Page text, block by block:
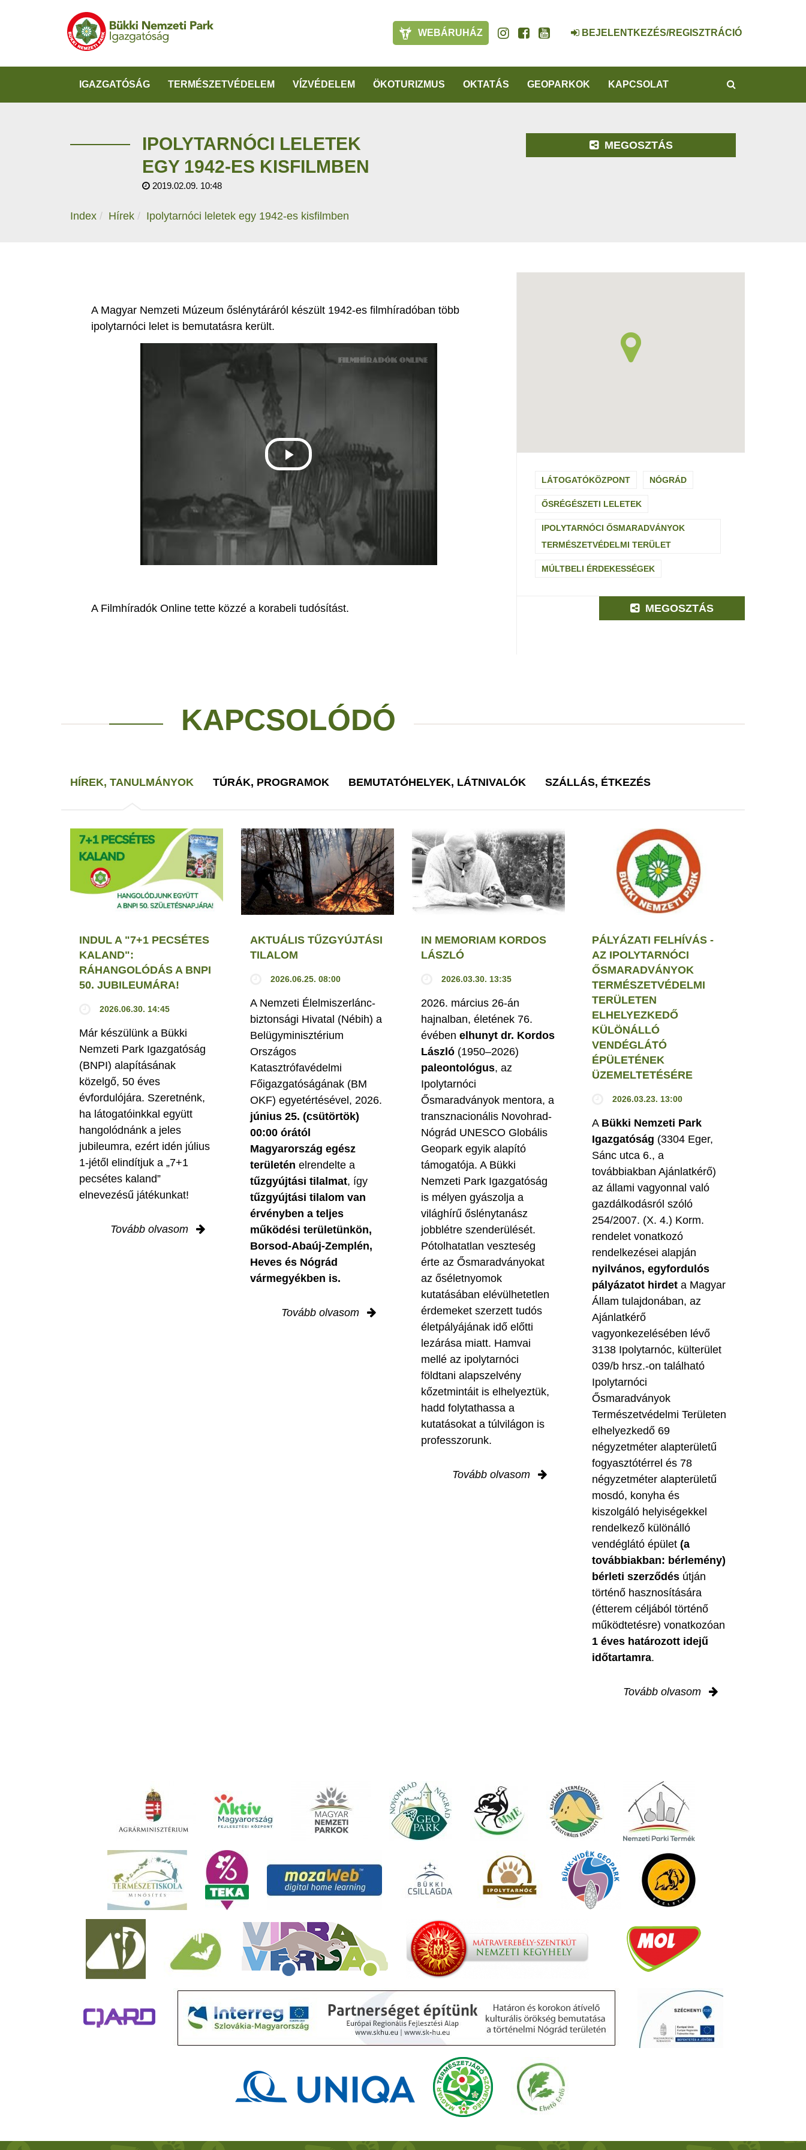
WEBÁRUHÁZ BEJELENTKEZÉS/REGISZTRÁCIÓ
IGAZGATÓSÁG TERMÉSZETVÉDELEM VÍZVÉDELEM ÖKOTURIZMUS OKTATÁS GEOPARKOK KAPCSOLAT
IPOLYTARNÓCI LELETEK
EGY 1942-ES KISFILMBEN
2019.02.09. 10:48
Index Hírek Ipolytarnóci leletek egy 1942-es kisfilmben
MEGOSZTÁS
A Magyar Nemzeti Múzeum őslénytáráról készült 1942-es filmhíradóban több
ipolytarnóci lelet is bemutatásra került.
A Filmhíradók Online tette közzé a korabeli tudósítást.
LÁTOGATÓKÖZPONT NÓGRÁD
ŐSRÉGÉSZETI LELETEK
IPOLYTARNÓCI ŐSMARADVÁNYOK
TERMÉSZETVÉDELMI TERÜLET
MÚLTBELI ÉRDEKESSÉGEK
MEGOSZTÁS
KAPCSOLÓDÓ
HÍREK, TANULMÁNYOK TÚRÁK, PROGRAMOK BEMUTATÓHELYEK, LÁTNIVALÓK SZÁLLÁS, ÉTKEZÉS
INDUL A "7+1 PECSÉTES
KALAND":
RÁHANGOLÓDÁS A BNPI
50. JUBILEUMÁRA!
2026.06.30. 14:45
Már készülünk a Bükki
Nemzeti Park Igazgatóság
(BNPI) alapításának
közelgő, 50 éves
évfordulójára. Szeretnénk,
ha látogatóinkkal együtt
hangolódnánk a jeles
jubileumra, ezért idén július
1-jétől elindítjuk a „7+1
pecsétes kaland”
elnevezésű játékunkat!
Tovább olvasom
AKTUÁLIS TŰZGYÚJTÁSI
TILALOM
2026.06.25. 08:00
A Nemzeti Élelmiszerlánc-
biztonsági Hivatal (Nébih) a
Belügyminisztérium
Országos
Katasztrófavédelmi
Főigazgatóságának (BM
OKF) egyetértésével, 2026.
június 25. (csütörtök)
00:00 órától
Magyarország egész
területén elrendelte a
tűzgyújtási tilalmat, így
tűzgyújtási tilalom van
érvényben a teljes
működési területünkön,
Borsod-Abaúj-Zemplén,
Heves és Nógrád
vármegyékben is.
Tovább olvasom
IN MEMORIAM KORDOS
LÁSZLÓ
2026.03.30. 13:35
2026. március 26-án
hajnalban, életének 76.
évében elhunyt dr. Kordos
László (1950–2026)
paleontológus, az
Ipolytarnóci
Ősmaradványok mentora, a
transznacionális Novohrad-
Nógrád UNESCO Globális
Geopark egyik alapító
támogatója. A Bükki
Nemzeti Park Igazgatóság
is mélyen gyászolja a
világhírű őslénytanász
jobblétre szenderülését.
Pótolhatatlan veszteség
érte az Ősmaradványokat
az őséletnyomok
kutatásában elévülhetetlen
érdemeket szerzett tudós
életpályájának idő előtti
lezárása miatt. Hamvai
mellé az ipolytarnóci
földtani alapszelvény
kőzetmintáit is elhelyeztük,
hadd folytathassa a
kutatásokat a túlvilágon is
professzorunk.
Tovább olvasom
PÁLYÁZATI FELHÍVÁS -
AZ IPOLYTARNÓCI
ŐSMARADVÁNYOK
TERMÉSZETVÉDELMI
TERÜLETEN
ELHELYEZKEDŐ
KÜLÖNÁLLÓ
VENDÉGLÁTÓ
ÉPÜLETÉNEK
ÜZEMELTETÉSÉRE
2026.03.23. 13:00
A Bükki Nemzeti Park
Igazgatóság (3304 Eger,
Sánc utca 6., a
továbbiakban Ajánlatkérő)
az állami vagyonnal való
gazdálkodásról szóló
254/2007. (X. 4.) Korm.
rendelet vonatkozó
rendelkezései alapján
nyilvános, egyfordulós
pályázatot hirdet a Magyar
Állam tulajdonában, az
Ajánlatkérő
vagyonkezelésében lévő
3138 Ipolytarnóc, külterület
039/b hrsz.-on található
Ipolytarnóci
Ősmaradványok
Természetvédelmi Területen
elhelyezkedő 69
négyzetméter alapterületű
fogyasztótérrel és 78
négyzetméter alapterületű
mosdó, konyha és
kiszolgáló helyiségekkel
rendelkező különálló
vendéglátó épület (a
továbbiakban: bérlemény)
bérleti szerződés útján
történő hasznosítására
(étterem céljából történő
működtetésre) vonatkozóan
1 éves határozott idejű
időtartamra.
Tovább olvasom